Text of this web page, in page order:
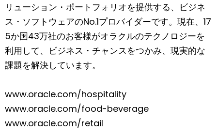
リューション・ポートフォリオを提供する、ビジネ
ス・ソフトウェアのNo.1プロバイダーです。現在、17
5か国43万社のお客様がオラクルのテクノロジーを
利用して、ビジネス・チャンスをつかみ、現実的な
課題を解決しています。
www.oracle.com/hospitality
www.oracle.com/food-beverage
www.oracle.com/retail